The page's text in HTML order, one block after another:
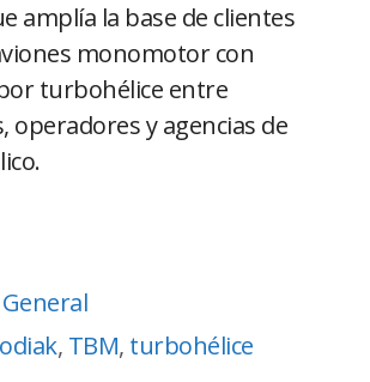
amplía la base de clientes
monomotor con
turbohélice entre
operadores y agencias de
, TBM, turbohélice